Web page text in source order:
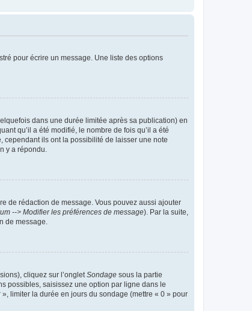
pour écrire un message. Une liste des options
dans une durée limitée après sa publication) en
qu’il a été modifié, le nombre de fois qu’il a été
cependant ils ont la possibilité de laisser une note
y a répondu.
de rédaction de message. Vous pouvez aussi ajouter
--> Modifier les préférences de message). Par la suite,
de message.
cliquez sur l’onglet Sondage sous la partie
possibles, saisissez une option par ligne dans le
limiter la durée en jours du sondage (mettre « 0 » pour